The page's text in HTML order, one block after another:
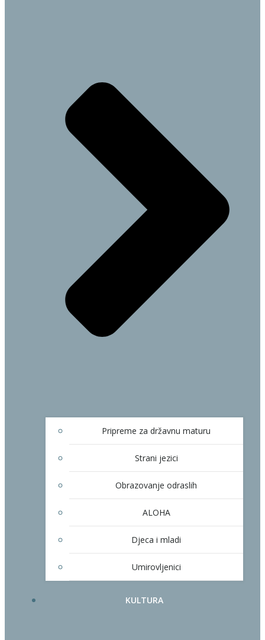
Pripreme za državnu maturu
Strani jezici
Obrazovanje odraslih
ALOHA
Djeca i mladi
Umirovljenici
KULTURA